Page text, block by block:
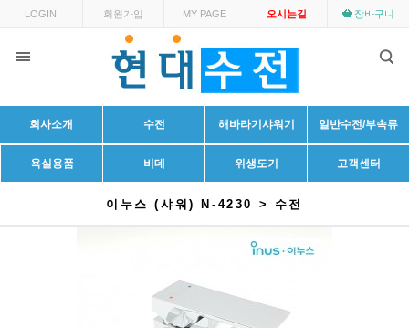
LOGIN 회원가입 MY PAGE 오시는길 장바구니
회사소개 수전 해바라기샤워기 일반수전/부속류
욕실용품 비데 위생도기 고객센터
이누스 (샤워) N-4230 > 수전